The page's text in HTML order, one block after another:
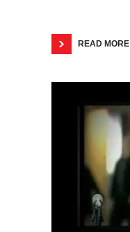
READ MORE